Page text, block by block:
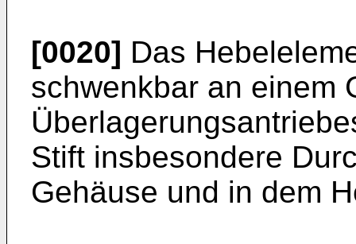
[0020] Das
schwenkbar an einem
Stift insbesondere
Gehäuse und in dem